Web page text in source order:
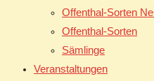
Offenthal-Sorten
Offenthal-Sorten
Sämlinge
Veranstaltungen